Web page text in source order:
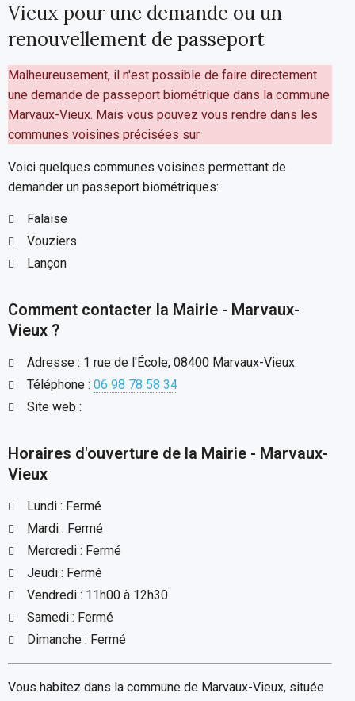
Vieux pour une demande ou un
renouvellement de passeport
Malheureusement, il n'est possible de faire directement
une demande de passeport biométrique dans la commune
Marvaux-Vieux. Mais vous pouvez vous rendre dans les
communes voisines précisées sur
Voici quelques communes voisines permettant de
demander un passeport biométriques:
Falaise
Vouziers
Lançon
Comment contacter la Mairie - Marvaux-
Vieux ?
Adresse : 1 rue de l'École, 08400 Marvaux-Vieux
Téléphone : 06 98 78 58 34
Site web :
Horaires d'ouverture de la Mairie - Marvaux-
Vieux
Lundi : Fermé
Mardi : Fermé
Mercredi : Fermé
Jeudi : Fermé
Vendredi : 11h00 à 12h30
Samedi : Fermé
Dimanche : Fermé
Vous habitez dans la commune de Marvaux-Vieux, située